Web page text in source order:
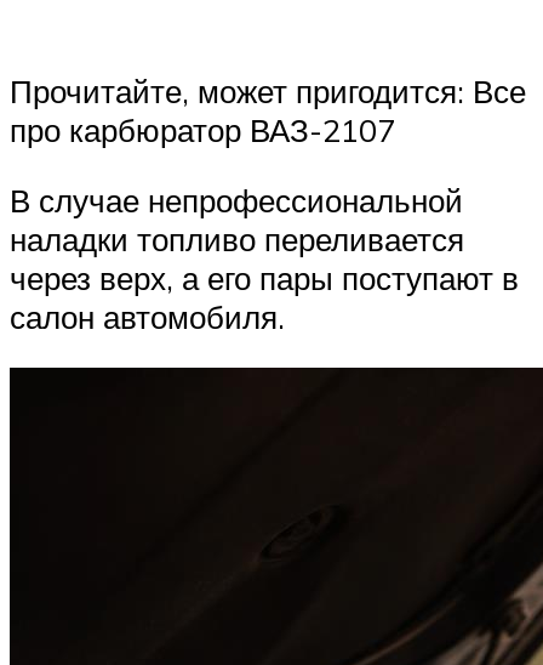
Прочитайте, может пригодится: Все
про карбюратор ВАЗ-2107
В случае непрофессиональной
наладки топливо переливается
через верх, а его пары поступают в
салон автомобиля.